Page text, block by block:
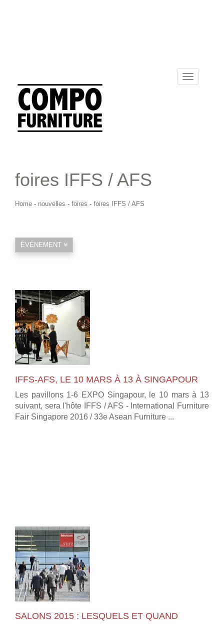
Toggle
navigation
foires IFFS / AFS
Home - nouvelles - foires - foires IFFS / AFS
ÉVÉNEMENT
IFFS-AFS, LE 10 MARS À 13 À SINGAPOUR
Les pavillons 1-6 EXPO Singapour, le 10 mars à 13
suivant, sera l'hôte IFFS / AFS - International Furniture
Fair Singapore 2016 / 33e Asean Furniture ...
SALONS 2015 : LESQUELS ET QUAND